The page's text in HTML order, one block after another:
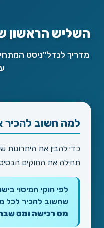
השליש הראשון
מדריך לנדל"ניסט
למה חשוב להכיר
כדי להבין את היתרונות
תחילה את החוקים
לפי חוקי המיסוי
שחשוב להכיר לכל
מס רכישה ומס